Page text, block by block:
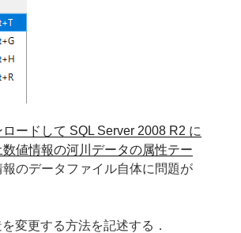
ードして SQL Server 2008 R2 に
数値情報の河川データの属性テー
のデータファイル自体に問題が
変更する方法を記述する．